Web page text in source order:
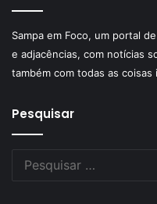
Sampa em Foco, um portal
e adjacências, com notícias
também com todas as
Pesquisar